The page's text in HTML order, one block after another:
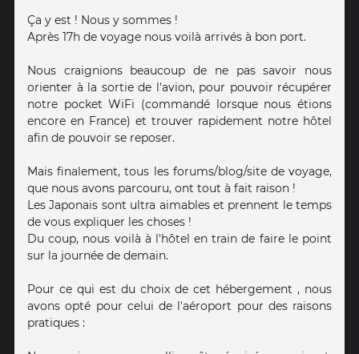
Ça y est ! Nous y sommes !
Après 17h de voyage nous voilà arrivés à bon port.
Nous craignions beaucoup de ne pas savoir nous
orienter à la sortie de l'avion, pour pouvoir récupérer
notre pocket WiFi (commandé lorsque nous étions
encore en France) et trouver rapidement notre hôtel
afin de pouvoir se reposer.
Mais finalement, tous les forums/blog/site de voyage,
que nous avons parcouru, ont tout à fait raison !
Les Japonais sont ultra aimables et prennent le temps
de vous expliquer les choses !
Du coup, nous voilà à l'hôtel en train de faire le point
sur la journée de demain.
Pour ce qui est du choix de cet hébergement , nous
avons opté pour celui de l'aéroport pour des raisons
pratiques :